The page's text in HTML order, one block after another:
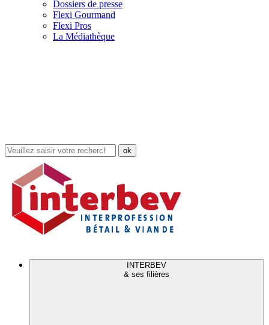
Dossiers de presse
Flexi Gourmand
Flexi Pros
La Médiathèque
Rechercher
dans
site
INTERBEV
& ses filières